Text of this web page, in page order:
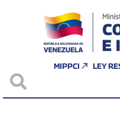
MIPPCI LEY